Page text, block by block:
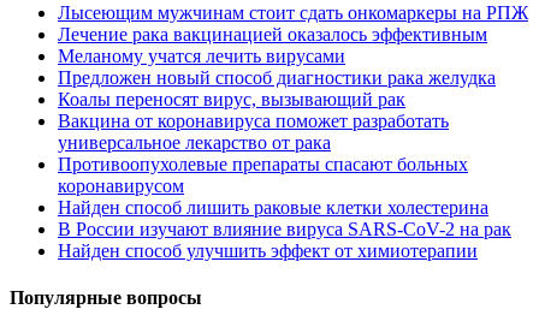
Лысеющим мужчинам стоит сдать онкомаркеры на РПЖ
Лечение рака вакцинацией оказалось эффективным
Меланому учатся лечить вирусами
Предложен новый способ диагностики рака желудка
Коалы переносят вирус, вызывающий рак
Вакцина от коронавируса поможет разработать
универсальное лекарство от рака
Противоопухолевые препараты спасают больных
коронавирусом
Найден способ лишить раковые клетки холестерина
В России изучают влияние вируса SARS-CoV-2 на рак
Найден способ улучшить эффект от химиотерапии
Популярные вопросы